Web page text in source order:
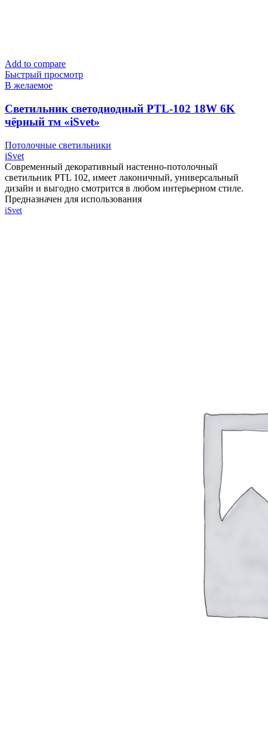
Add to compare
Быстрый просмотр
В желаемое
Cветильник светодиодный PTL-102 18W 6K
чёрный тм «iSvet»
Потолочные светильники
iSvet
Современный декоративный настенно-потолочный
светильник PTL 102, имеет лаконичный, универсальный
дизайн и выгодно смотрится в любом интерьерном стиле.
Предназначен для использования
iSvet